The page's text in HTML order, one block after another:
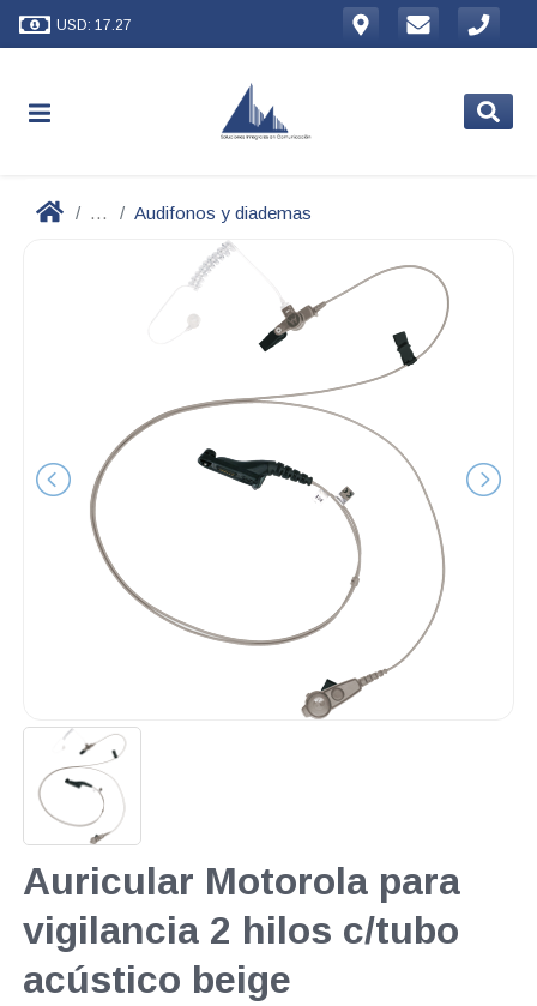
USD: 17.27
... Audifonos y diademas
Auricular Motorola para
vigilancia 2 hilos c/tubo
acústico beige